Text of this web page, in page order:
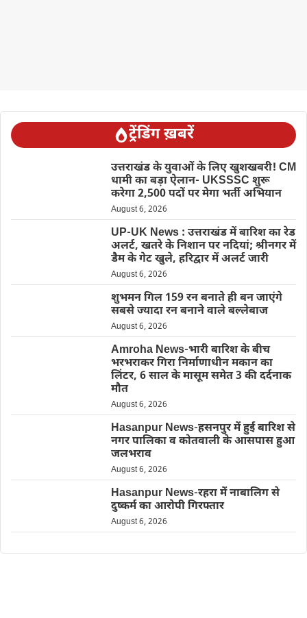
ट्रेंडिंग ख़बरें
उत्तराखंड के युवाओं के लिए खुशखबरी! CM
धामी का बड़ा ऐलान- UKSSSC शुरू
करेगा 2,500 पदों पर मेगा भर्ती अभियान
August 6, 2026
UP-UK News : उत्तराखंड में बारिश का रेड
अलर्ट, खतरे के निशान पर नदियां; श्रीनगर में
डैम के गेट खुले, हरिद्वार में अलर्ट जारी
August 6, 2026
शुभमन गिल 159 रन बनाते ही बन जाएंगे
सबसे ज्यादा रन बनाने वाले बल्लेबाज
August 6, 2026
Amroha News-भारी बारिश के बीच
भरभराकर गिरा निर्माणाधीन मकान का
लिंटर, 6 साल के मासूम समेत 3 की दर्दनाक
मौत
August 6, 2026
Hasanpur News-हसनपुर में हुई बारिश से
नगर पालिका व कोतवाली के आसपास हुआ
जलभराव
August 6, 2026
Hasanpur News-रहरा में नाबालिग से
दुष्कर्म का आरोपी गिरफ्तार
August 6, 2026